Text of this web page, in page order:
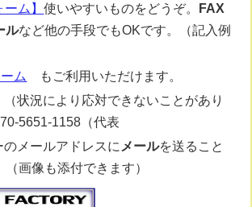
ーム】使いやすいものをどうぞ。
FAX
ルなど他の手段でもOKです。（記入例
ム
もご利用いただけます。
（状況により応対できないことがあり
5651-1158（代表
メールアドレスに メールを送ること
（画像も添付できます）